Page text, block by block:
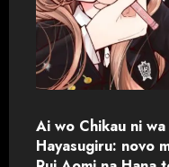
Ai wo Chikau ni wa
Hayasugiru: novo